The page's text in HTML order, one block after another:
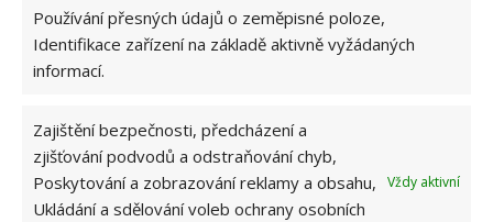
Používání přesných údajů o zeměpisné poloze,
Identifikace zařízení na základě aktivně vyžádaných
informací.
Zajištění bezpečnosti, předcházení a
zjišťování podvodů a odstraňování chyb,
Poskytování a zobrazování reklamy a obsahu,
Ukládání a sdělování voleb ochrany osobních
Vždy aktivní
právě tehdy kvete, což znamená, že může být také
příjemným vánočním dárkem. Rostlina není toxická
pro lidi a zvířata. Nejlépe ji vyhovuje jasné, nepřímé
Zdroj: GardeningKnowHow